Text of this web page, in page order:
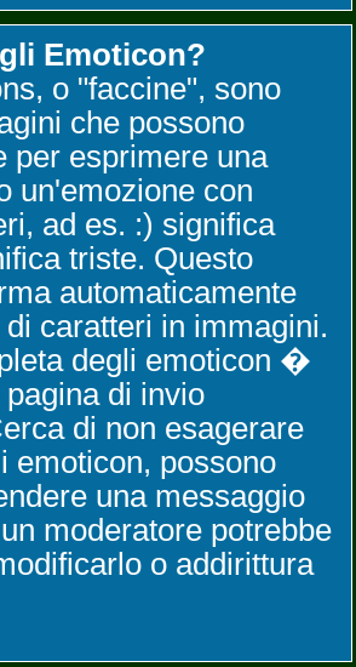
Emoticon?
o "faccine", sono
che possono
per esprimere una
un'emozione con
ad es. :) significa
triste. Questo
automaticamente
caratteri in immagini.
degli emoticon �
di invio
di non esagerare
emoticon, possono
una messaggio
moderatore potrebbe
o addirittura